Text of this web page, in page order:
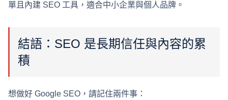
單且內建 SEO 工具，適合中小企業與個人品牌。
結語：SEO 是長期信任與內容的累
積
想做好 Google SEO，請記住兩件事：